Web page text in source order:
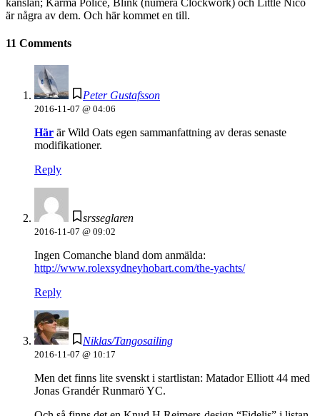
är några av dem. Och här kommet en till.
11 Comments
Peter Gustafsson
2016-11-07 @ 04:06
Här är Wild Oats egen sammanfattning av deras senaste
modifikationer.
Reply
srsseglaren
2016-11-07 @ 09:02
Ingen Comanche bland dom anmälda:
http://www.rolexsydneyhobart.com/the-yachts/
Reply
Niklas/Tangosailing
2016-11-07 @ 10:17
Men det finns lite svenskt i startlistan: Matador Elliott 44 med
Jonas Grandér Runmarö YC.